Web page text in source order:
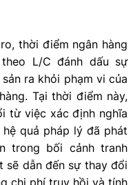
thời điểm ngân hàng
L/C đánh dấu sự
ra khỏi phạm vi của
Tại thời điểm này,
từ việc xác định nghĩa
quả pháp lý đã phát
trong bối cảnh tranh
sẽ dẫn đến sự thay đổi
chi phí truy hồi và tính